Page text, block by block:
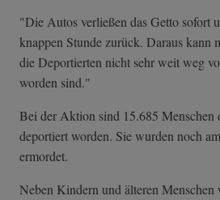
"Die Autos verließen das Getto sofort
knappen Stunde zurück. Daraus kann
die Deportierten nicht sehr weit weg
worden sind."
Bei der Aktion sind 15.685 Menschen
deportiert worden. Sie wurden noch
ermordet.
Neben Kindern und älteren Menschen